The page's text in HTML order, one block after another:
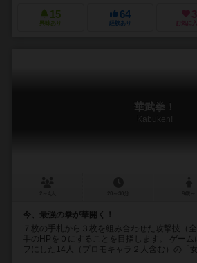
15
興味あり
64
経験あり
3
お気に入
華武拳！
Kabuken!
今、最強の拳が華開く！
７枚の手札から３枚を組み合わせた攻撃技（
手のHPを０にすることを目指します。 ゲー
フにした14人（プロモキャラ２人含む）の「